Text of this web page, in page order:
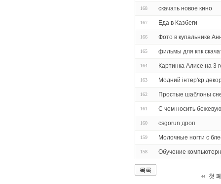
168 скачать новое кино
167 Еда в Казбеги
166 Фото в купальнике
165 фильмы для кпк
164 Картинка Алисе на 3
163 Модний інтер'єр
162 Простые шаблоны
161 С чем носить
160 csgorun дроп
159 Молочные ногти с
158 Обучение
목록
첫